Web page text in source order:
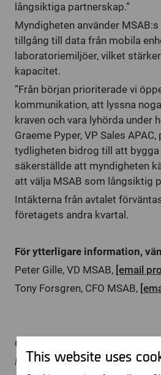
långsiktiga partnerskap.”
Myndigheten använder
tillgång till data från mobila
laboratoriemiljöer, vilket
kapacitet.
”Från början prioriterade vi
kommunikation, att lyssna
kraven och vara lyhörda under
Graeme Pyper, VP Sales APAC,
tydligheten bidrog till att
säkerställde att myndigheten
att välja MSAB som långsiktig
Intäkterna från avtalet
företagets andra kvartal.
För ytterligare information,
Peter Gille, VD MSAB, [email
Tony Forsgren, CFO MSAB,
Om MSAB:
MSAB är världsledande inom
This website uses